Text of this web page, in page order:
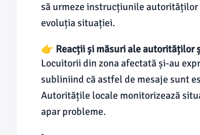
să urmeze instrucțiunile
evoluția situației.
👉 Reacții și măsuri ale autorităților
Locuitorii din zona afectată și-au
subliniind că astfel de mesaje sunt
Autoritățile locale monitorizează
apar probleme.